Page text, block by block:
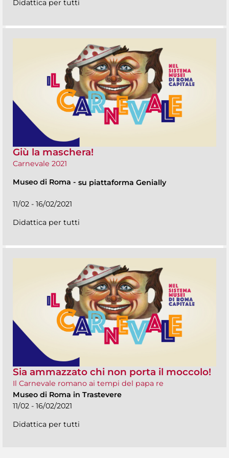
Didattica per tutti
Giù la maschera!
Carnevale 2021
Museo di Roma - su piattaforma Genially
11/02 - 16/02/2021
Didattica per tutti
Sia ammazzato chi non porta il moccolo!
Il Carnevale romano ai tempi del papa re
Museo di Roma in Trastevere
11/02 - 16/02/2021
Didattica per tutti